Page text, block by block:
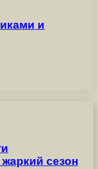
и
сезон